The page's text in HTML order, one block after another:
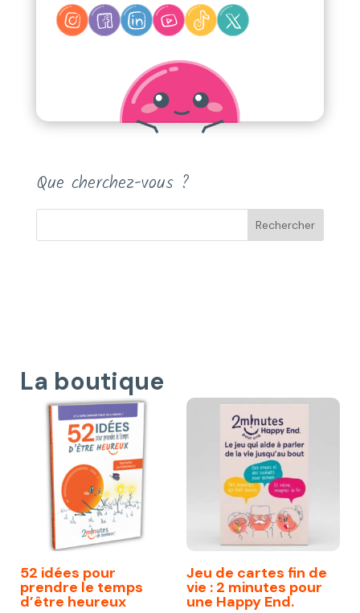
Que cherchez-vous ?
La boutique
52 idées pour
prendre le temps
d’être heureux
Jeu de cartes fin de
vie : 2 minutes pour
une Happy End.